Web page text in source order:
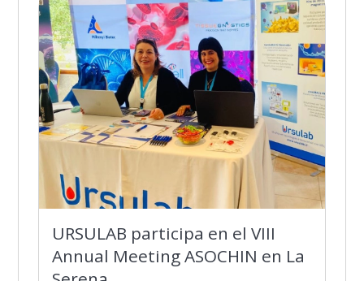
URSULAB participa en el VIII
Annual Meeting ASOCHIN en La